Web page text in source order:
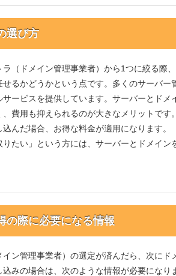
選び方
（ドメイン管理事業者）から1つに絞る際
せるかどうかという点です。多くのサーバー
サービスを提供しています。サーバーとド
、費用も抑えられるのが大きなメリットで
込んだ場合、お得な料金が適用になります
りたい」という方には、サーバーとドメイ
の際に必要になる情報
イン管理事業者）の選定が済んだら、次にド
込みの場合は、次のような情報が必要になり